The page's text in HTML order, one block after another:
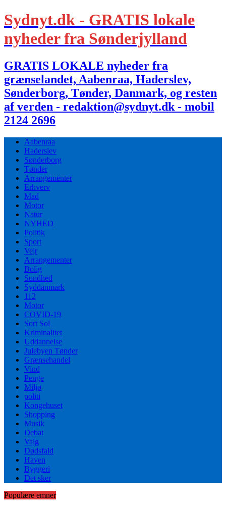
Sydnyt.dk - GRATIS lokale
nyheder fra Sønderjylland
GRATIS LOKALE nyheder fra
grænselandet, Aabenraa, Haderslev,
Sønderborg, Tønder, Danmark, og resten
af verden - redaktion@sydnyt.dk - mobil
2124 2696
Aabenraa
Haderslev
Sønderborg
Tønder
Arrangementer
Erhverv
Mad
Motor
Natur
NYHED
Politik
Sport
Vejr
Arrangementer
Bolig
Sundhed
Syddanmark
112
Motor
COVID-19
Sort Sol
Kriminalitet
Uddannelse
Julebyen Tønder
Grænsehandel
Vind
Penge
Miljø
politi
Kongehuset
Shopping
Musik
Debat
Valg
Dødsfald
Haven
Byggeri
Det sker
Populære emner